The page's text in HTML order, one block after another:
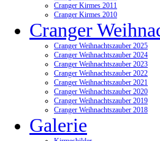
Cranger Kirmes 2011
Cranger Kirmes 2010
Cranger
Cranger Weihnachtszauber 2025
Cranger Weihnachtszauber 2024
Cranger Weihnachtszauber 2023
Cranger Weihnachtszauber 2022
Cranger Weihnachtszauber 2021
Cranger Weihnachtszauber 2020
Cranger Weihnachtszauber 2019
Cranger Weihnachtszauber 2018
Galerie